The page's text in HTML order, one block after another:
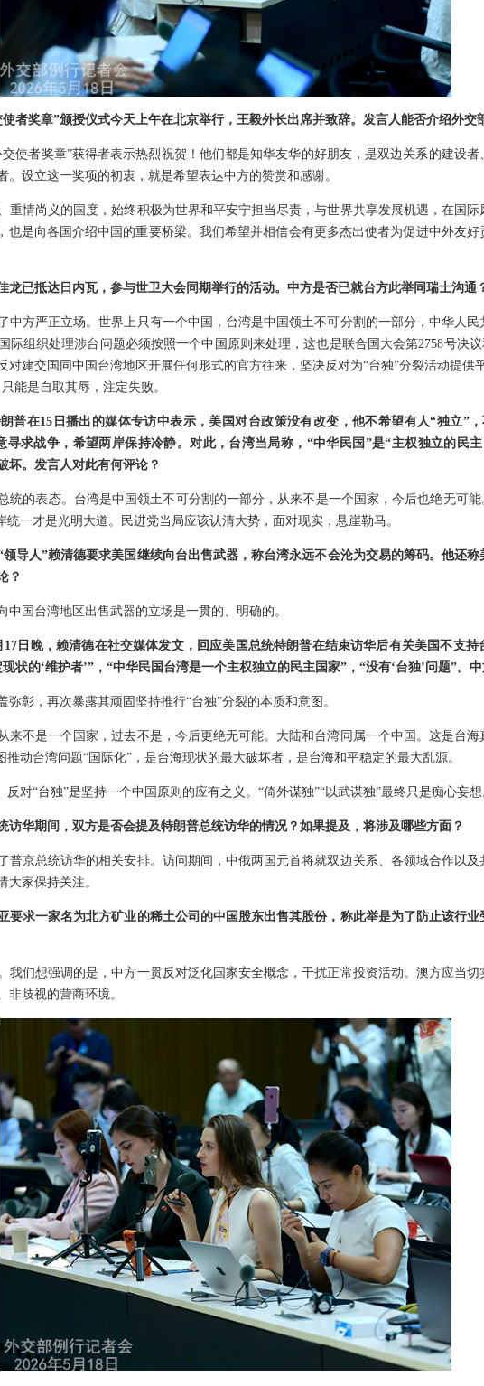
者奖章”颁授仪式今天上午在北京举行，王毅外长出席并致辞。发言人能否介绍外交
使者奖章”获得者表示热烈祝贺！他们都是知华友华的好朋友，是双边关系的建设
。设立这一奖项的初衷，就是希望表达中方的赞赏和感谢。
重情尚义的国度，始终积极为世界和平安宁担当尽责，与世界共享发展机遇，在国
也是向各国介绍中国的重要桥梁。我们希望并相信会有更多杰出使者为促进中外友
龙已抵达日内瓦，参与世卫大会同期举行的活动。中方是否已就台方此举同瑞士沟通
中方严正立场。世界上只有一个中国，台湾是中国领土不可分割的一部分，中华人
际组织处理涉台问题必须按照一个中国原则来处理，这也是联合国大会第2758号决
对建交国同中国台湾地区开展任何形式的官方往来，坚决反对为“台独”分裂活动提供
能是自取其辱，注定失败。
普在15日播出的媒体专访中表示，美国对台政策没有改变，他不希望有人“独立”
寻求战争，希望两岸保持冷静。对此，台湾当局称，“中华民国”是“主权独立的民
坏。发言人对此有何评论？
统的表态。台湾是中国领土不可分割的一部分，从来不是一个国家，今后也绝无可能
统一才是光明大道。民进党当局应该认清大势，面对现实，悬崖勒马。
导人”赖清德要求美国继续向台出售武器，称台湾永远不会沦为交易的筹码。他还
？
中国台湾地区出售武器的立场是一贯的、明确的。
日晚，赖清德在社交媒体发文，回应美国总统特朗普在结束访华后有关美国不支持
状的‘维护者’”，“中华民国台湾是一个主权独立的民主国家”，“没有‘台独’问题”。
彰，再次暴露其顽固坚持推行“台独”分裂的本质和意图。
来不是一个国家，过去不是，今后更绝无可能。大陆和台湾同属一个中国。这是台
推动台湾问题“国际化”，是台海现状的最大破坏者，是台海和平稳定的最大乱源。
对“台独”是坚持一个中国原则的应有之义。“倚外谋独”“以武谋独”最终只是痴心妄想
访华期间，双方是否会提及特朗普总统访华的情况？如果提及，将涉及哪些方面？
普京总统访华的相关安排。访问期间，中俄两国元首将就双边关系、各领域合作以
大家保持关注。
要求一家名为北方矿业的稀土公司的中国股东出售其股份，称此举是为了防止该行
我们想强调的是，中方一贯反对泛化国家安全概念，干扰正常投资活动。澳方应当
非歧视的营商环境。